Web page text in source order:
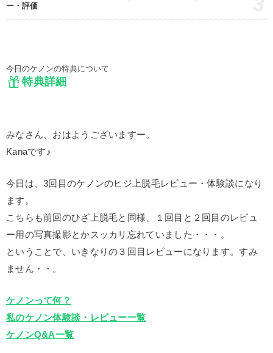
ー・評価
今日のケノンの特典について
特典詳細
みなさん、おはようございますー。
Kanaです♪
今日は、3回目のケノンのヒジ上脱毛レビュー・体験談になり
ます。
こちらも前回のひざ上脱毛と同様、１回目と２回目のレビュ
ー用の写真撮影とかスッカリ忘れていました・・・。
ということで、いきなりの３回目レビューになります。すみ
ません・・。
ケノンって何？
私のケノン体験談・レビュー一覧
ケノンQ&A一覧